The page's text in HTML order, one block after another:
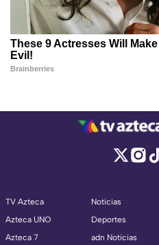
TV Azteca
Azteca UNO
Azteca 7
Noticias
Deportes
adn Noticias